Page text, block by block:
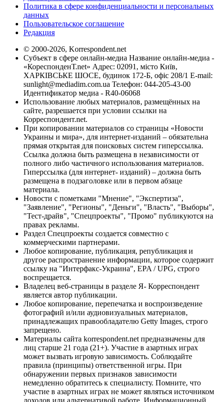
Политика в сфере конфиденциальности и персональных
данных
Пользовательское соглашение
Редакция
© 2000-2026, Korrespondent.net
Субъект в сфере онлайн-медиа Название онлайн-медиа -
«КореспонденТ.net» Адрес: 02091, місто Київ,
ХАРКІВСЬКЕ ШОСЕ, будинок 172-Б, офіс 208/1 E-mail:
sunlight@mediadim.com.ua Телефон: 044-205-43-00
Идентификатор медиа - R40-06068
Использование любых материалов, размещённых на
сайте, разрешается при условии ссылки на
Корреспондент.net.
При копировании материалов со страницы «Новости
Украины и мира», для интернет-изданий – обязательна
прямая открытая для поисковых систем гиперссылка.
Ссылка должна быть размещена в независимости от
полного либо частичного использования материалов.
Гиперссылка (для интернет- изданий) – должна быть
размещена в подзаголовке или в первом абзаце
материала.
Новости с пометками "Мнение", "Экспертиза",
"Заявление", "Регионы", "Деньги", "Власть", "Выборы",
"Тест-драйв", "Спецпроекты", "Промо" публикуются на
правах рекламы.
Раздел Спецпроекты создается совместно с
коммерческими партнерами.
Любое копирование, публикация, републикация и
другое распространение информации, которое содержит
ссылку на "Интерфакс-Украина", EPA / UPG, строго
воспрещается.
Владелец веб-страницы в разделе Я- Корреспондент
является автор публикации.
Любое копирование, перепечатка и воспроизведение
фотографий и/или аудиовизуальных материалов,
принадлежащих правообладателю Getty Images, строго
запрещено.
Материалы сайта korrespondent.net предназначены для
лиц старше 21 года (21+). Участие в азартных играх
может вызвать игровую зависимость. Соблюдайте
правила (принципы) ответственной игры. При
обнаружении первых признаков зависимости
немедленно обратитесь к специалисту. Помните, что
участие в азартных играх не может являться источником
доходов или альтернативой работе. Информационный